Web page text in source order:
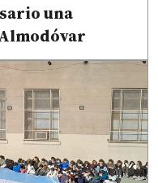
una